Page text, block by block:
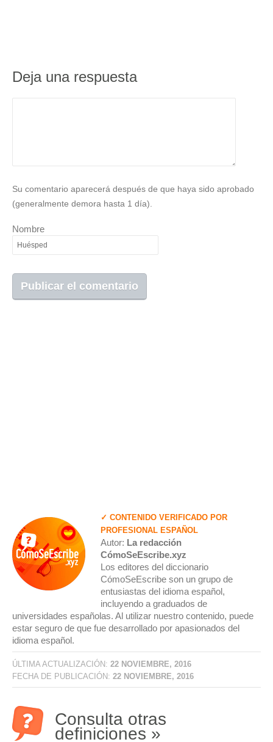
Deja una respuesta
Su comentario aparecerá después de que haya sido aprobado
(generalmente demora hasta 1 día).
Nombre
✓ CONTENIDO VERIFICADO POR
PROFESIONAL ESPAÑOL
Autor: La redacción
CómoSeEscribe.xyz
Los editores del diccionario
CómoSeEscribe son un grupo de
entusiastas del idioma español,
incluyendo a graduados de
universidades españolas. Al utilizar nuestro contenido, puede
estar seguro de que fue desarrollado por apasionados del
idioma español.
ÚLTIMA ACTUALIZACIÓN: 22 NOVIEMBRE, 2016
FECHA DE PUBLICACIÓN: 22 NOVIEMBRE, 2016
Consulta otras
definiciones »